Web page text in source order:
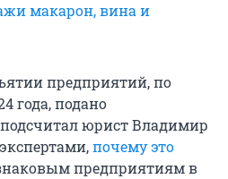
макарон, вина и
предприятий, по
года, подано
юрист Владимир
почему это
предприятиям в